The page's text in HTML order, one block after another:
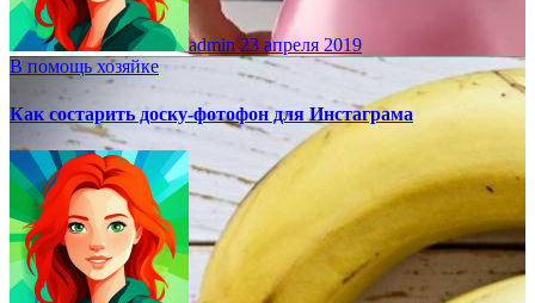
admin 23 апреля 2019
В помощь хозяйке
Как состарить доску-фотофон для Инстаграма